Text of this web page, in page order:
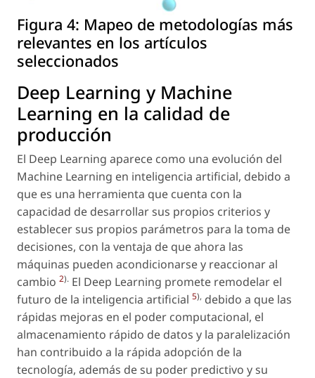
Figura 4: Mapeo de metodologías más
relevantes en los artículos
seleccionados
Deep Learning y Machine
Learning en la calidad de
producción
El Deep Learning aparece como una evolución del
Machine Learning en inteligencia artificial, debido a
que es una herramienta que cuenta con la
capacidad de desarrollar sus propios criterios y
establecer sus propios parámetros para la toma de
decisiones, con la ventaja de que ahora las
máquinas pueden acondicionarse y reaccionar al
cambio 2). El Deep Learning promete remodelar el
futuro de la inteligencia artificial 5), debido a que las
rápidas mejoras en el poder computacional, el
almacenamiento rápido de datos y la paralelización
han contribuido a la rápida adopción de la
tecnología, además de su poder predictivo y su